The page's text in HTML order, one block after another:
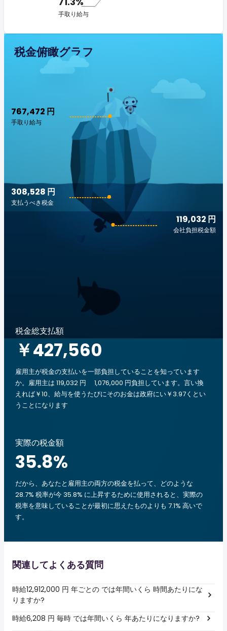
手取り給与
税金俯瞰グラフ
767,472 円
手取り給与
119,032 円
会社負担税金額
308,528 円
支払うべき税金
税金総支払額
￥427,560
雇用主が税金の支払いを一部負担していることを知っています
か。雇用主は 119,032 円 1,076,000 円負担しています。言い換
えれば￥10、給与を使うたびにそのお金は政府にい￥3.97くとい
うことになります
実際の税金額
35.8%
だから、あなたと雇用主の両方の税金を払って、どのような
28.7% 税率が今 35.8% に上昇するために使用されると、実際の
税率を意味していることが最初に思えたものよりも 7.1% 高いで
す。
関連してよくある質問
時給12,912,000 円 年ごとの では年間いくら 時間あたりにな
りますか?
時給6,208 円 毎時 では年間いくら 年あたりになりますか?